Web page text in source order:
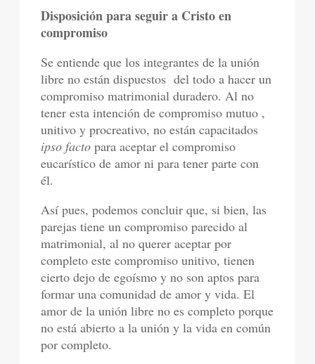
Disposición para seguir a Cristo en
compromiso
Se entiende que los integrantes de la unión
libre no están dispuestos del todo a hacer un
compromiso matrimonial duradero. Al no
tener esta intención de compromiso mutuo ,
unitivo y procreativo, no están capacitados
ipso facto para aceptar el compromiso
eucarístico de amor ni para tener parte con
él.
Así pues, podemos concluir que, si bien, las
parejas tiene un compromiso parecido al
matrimonial, al no querer aceptar por
completo este compromiso unitivo, tienen
cierto dejo de egoísmo y no son aptos para
formar una comunidad de amor y vida. El
amor de la unión libre no es completo porque
no está abierto a la unión y la vida en común
por completo.